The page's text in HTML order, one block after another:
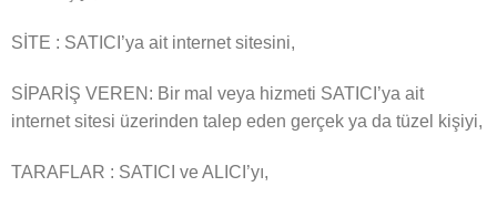
SİTE : SATICI’ya ait internet sitesini,
SİPARİŞ VEREN: Bir mal veya hizmeti SATICI’ya ait
internet sitesi üzerinden talep eden gerçek ya da tüzel kişiyi,
TARAFLAR : SATICI ve ALICI’yı,